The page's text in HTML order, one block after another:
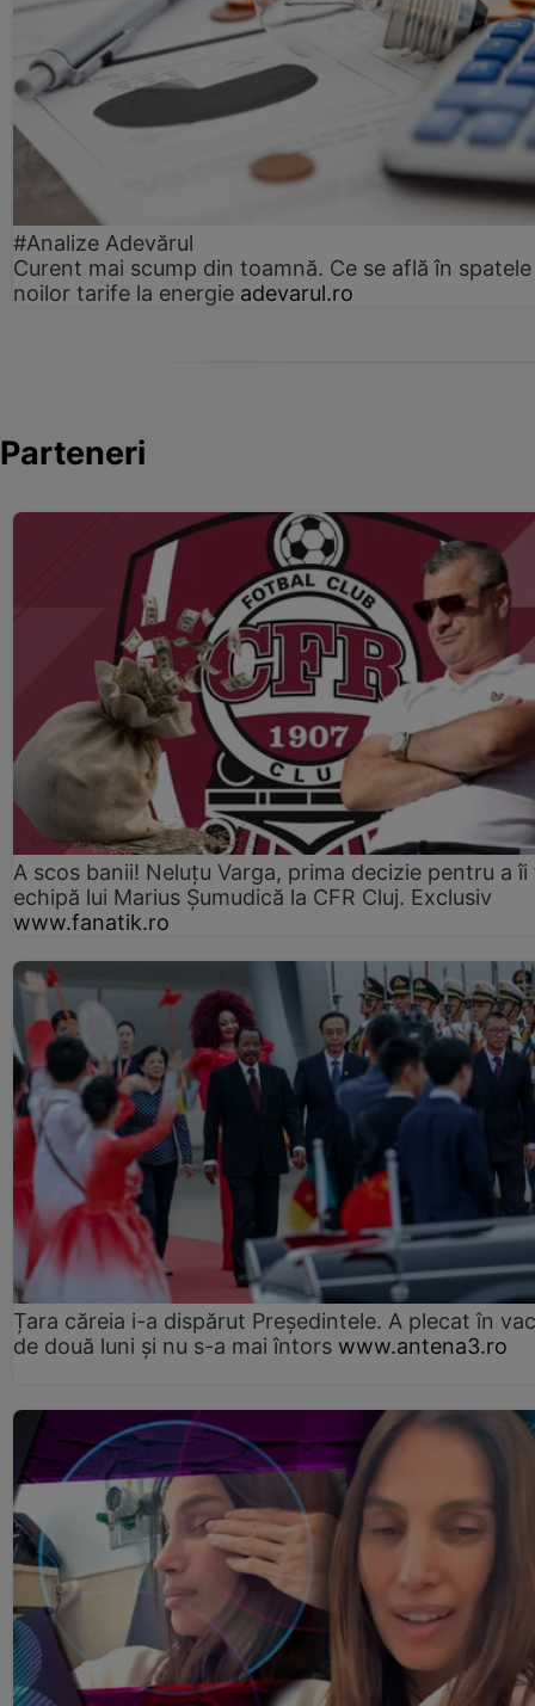
#Analize Adevărul
Curent mai scump din toamnă. Ce se află în spatele
noilor tarife la energie adevarul.ro
Parteneri
A scos banii! Neluțu Varga, prima decizie pentru a îi
echipă lui Marius Șumudică la CFR Cluj. Exclusiv
www.fanatik.ro
Țara căreia i-a dispărut Președintele. A plecat în
de două luni și nu s-a mai întors www.antena3.ro